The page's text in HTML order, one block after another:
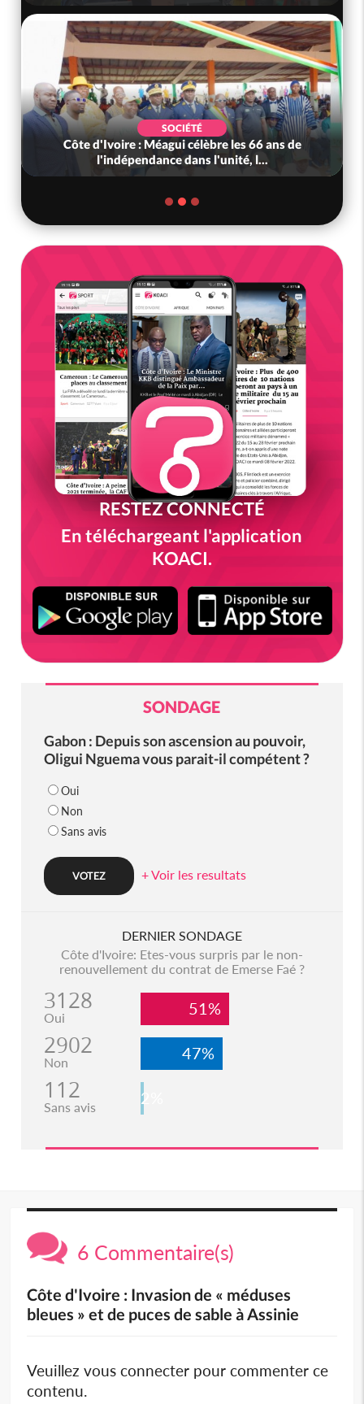
SOCIÉTÉ
Côte d'Ivoire : Méagui célèbre les 66 ans de
l'indépendance dans l'unité, l...
RESTEZ CONNECTÉ
En téléchargeant l'application
KOACI.
SONDAGE
Gabon : Depuis son ascension au pouvoir,
Oligui Nguema vous parait-il compétent ?
Oui
Non
Sans avis
+ Voir les resultats
DERNIER SONDAGE
Côte d'Ivoire: Etes-vous surpris par le non-
renouvellement du contrat de Emerse Faé ?
3128
Oui 51%
2902
Non 47%
112
Sans avis 2%
6 Commentaire(s)
Côte d'Ivoire : Invasion de « méduses
bleues » et de puces de sable à Assinie
Veuillez vous connecter pour commenter ce
contenu.